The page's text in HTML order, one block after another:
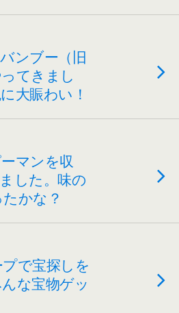
ンブー（旧
てきまし
大賑わい！
マンを収
した。味の
かな？
で宝探しを
な宝物ゲッ